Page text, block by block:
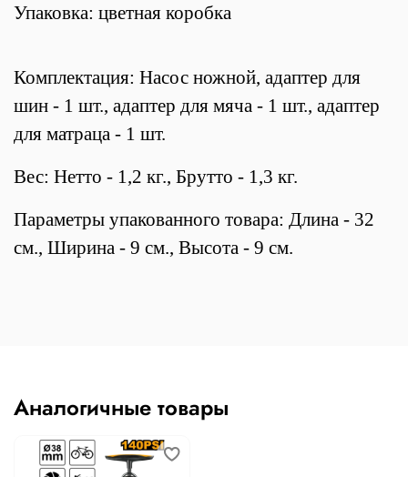
Упаковка: цветная коробка
Комплектация: Насос ножной, адаптер для
шин - 1 шт., адаптер для мяча - 1 шт., адаптер
для матраца - 1 шт.
Вес: Нетто - 1,2 кг., Брутто - 1,3 кг.
Параметры упакованного товара: Длина - 32
см., Ширина - 9 см., Высота - 9 см.
Аналогичные товары